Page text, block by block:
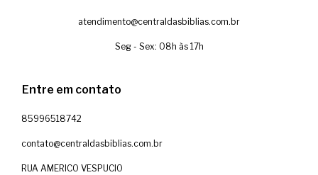
atendimento@centraldasbiblias.com.br
Seg - Sex: 08h às 17h
Entre em contato
85996518742
contato@centraldasbiblias.com.br
RUA AMERICO VESPUCIO